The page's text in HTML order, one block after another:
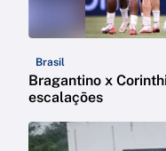
Brasil
Bragantino x
escalações